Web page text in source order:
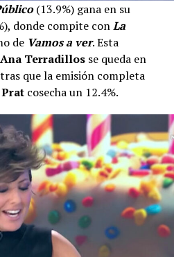
(13.9%) gana en su
donde compite conLa
de Vamos a ver. Esta
Ana Terradillos se queda en
que la emisión completa
cosecha un 12.4%.